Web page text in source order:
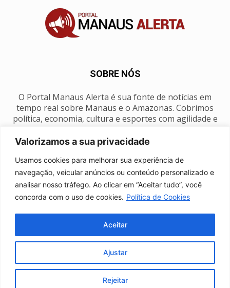
Valorizamos a sua privacidade
Usamos cookies para melhorar sua experiência de
navegação, veicular anúncios ou conteúdo personalizado e
analisar nosso tráfego. Ao clicar em “Aceitar tudo”, você
concorda com o uso de cookies. Política de Cookies
Ajustar
Rejeitar
Aceitar
SOBRE NÓS
O Portal Manaus Alerta é sua fonte de notícias em
tempo real sobre Manaus e o Amazonas. Cobrimos
política, economia, cultura e esportes com agilidade e
SIGA-NOS
Fale conosco
Manaus Clima